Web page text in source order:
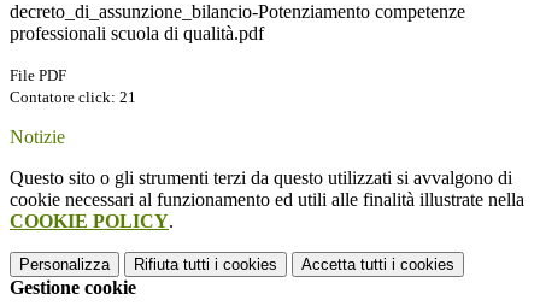
decreto_di_assunzione_bilancio-Potenziamento competenze
professionali scuola di qualità.pdf
File PDF
Contatore click: 21
Notizie
Questo sito o gli strumenti terzi da questo utilizzati si avvalgono di
cookie necessari al funzionamento ed utili alle finalità illustrate nella
COOKIE POLICY.
Personalizza Rifiuta tutti i cookies Accetta tutti i cookies
Gestione cookie